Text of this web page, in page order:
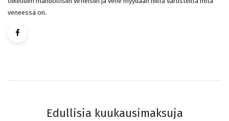
veneessä on.
Edullisia kuukausimaksuja